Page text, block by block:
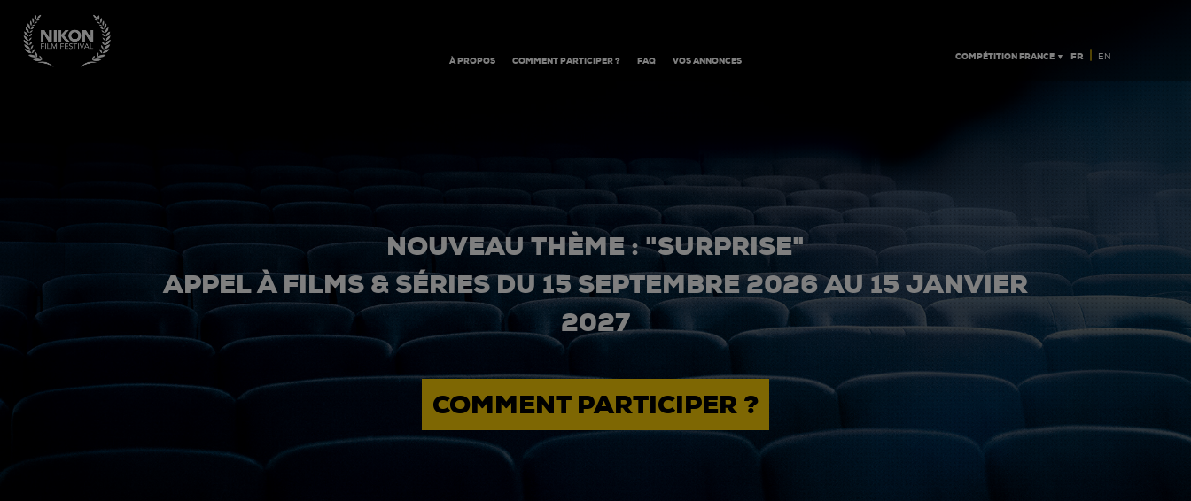
À PROPOS COMMENT PARTICIPER ? FAQ VOS ANNONCES COMPÉTITION FRANCE ▼ FR | EN
NOUVEAU THÈME : "SURPRISE"
APPEL À FILMS & SÉRIES DU 15 SEPTEMBRE 2026 AU 15 JANVIER
2027
COMMENT PARTICIPER ?